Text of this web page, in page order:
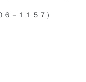
－１１５７）